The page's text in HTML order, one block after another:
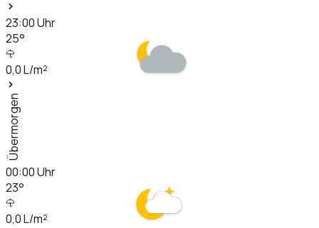
23:00Uhr
25°
0,0L/m²
Übermorgen
00:00Uhr
23°
0,0L/m²